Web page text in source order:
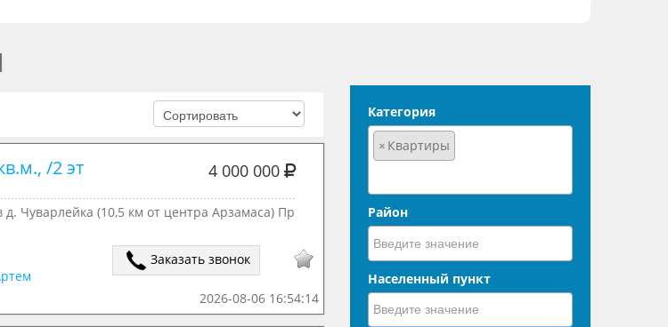
/2 эт 4 000 000
Чуварлейка (10,5 км от центра Арзамаса) Пр
Заказать звонок
2026-08-06 16:54:14
Категория
× Квартиры
Район
Населенный пункт